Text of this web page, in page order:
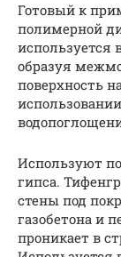
Готовый к
полимерной
используется
образуя
поверхность
Используют
гипса.
стены под
газобетона и
проникает в